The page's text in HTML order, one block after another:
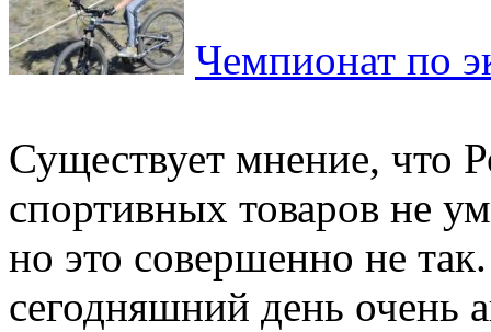
Чемпионат по
Существует мнение, что
спортивных товаров не
но это совершенно не
сегодняшний день очень